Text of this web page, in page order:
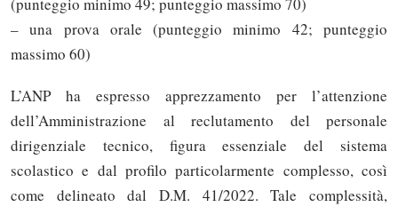
– una prova orale (punteggio minimo 42; punteggio
massimo 60)
L’ANP ha espresso apprezzamento per l’attenzione
dell’Amministrazione al reclutamento del personale
dirigenziale tecnico, figura essenziale del sistema
scolastico e dal profilo particolarmente complesso, così
come delineato dal D.M. 41/2022. Tale complessità,